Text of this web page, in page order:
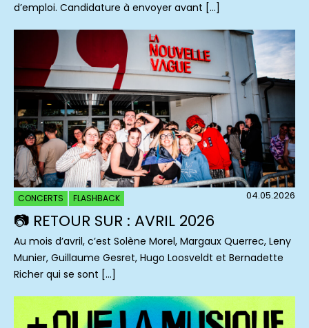
d’emploi. Candidature à envoyer avant […]
CONCERTS FLASHBACK 04.05.2026
📷 RETOUR SUR : AVRIL 2026
Au mois d’avril, c’est Solène Morel, Margaux Querrec, Leny
Munier, Guillaume Gesret, Hugo Loosveldt et Bernadette
Richer qui se sont […]